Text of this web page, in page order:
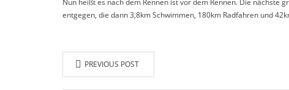
Nun heißt es nach dem Rennen ist vor dem Rennen. Die
entgegen, die dann 3,8km Schwimmen, 180km Radfahren und
PREVIOUS POST